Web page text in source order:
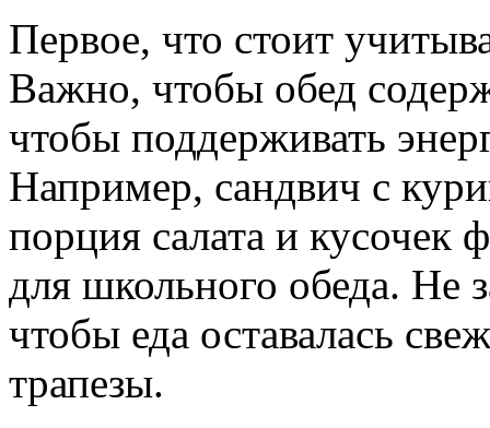
Первое, что стоит
Важно, чтобы обед
чтобы поддерживать
Например, сандвич с
порция салата и
для школьного обеда. Не
чтобы еда оставалась
трапезы.